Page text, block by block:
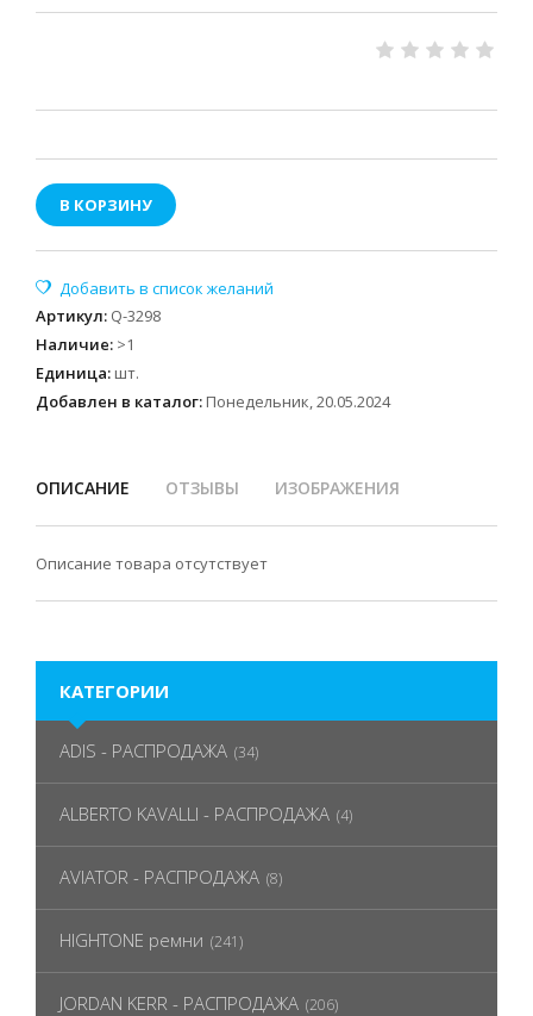
В КОРЗИНУ
Артикул: Q-3298
Наличие: >1
Единица: шт.
Добавлен в каталог: Понедельник, 20.05.2024
ОПИСАНИЕ ОТЗЫВЫ ИЗОБРАЖЕНИЯ
Описание товара отсутствует
КАТЕГОРИИ
ADIS - РАСПРОДАЖА (34)
ALBERTO KAVALLI - РАСПРОДАЖА (4)
AVIATOR - РАСПРОДАЖА (8)
HIGHTONE ремни (241)
JORDAN KERR - РАСПРОДАЖА (206)